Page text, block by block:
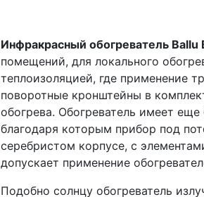
Инфракрасный обогреватель Ballu
помещений, для локального
теплоизоляцией, где применение
поворотные кронштейны в
обогрева. Обогреватель имеет
благодаря которым прибор под
серебристом корпусе, с
допускает применение
Подобно солнцу обогреватель